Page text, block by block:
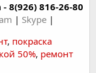
- 8(926) 816-26-80
| Skype |
, покраска
50%, ремонт